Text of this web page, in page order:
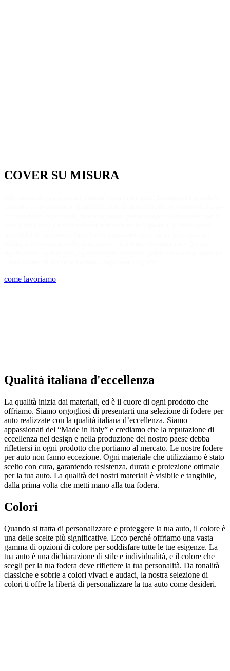
COVER SU MISURA​
come lavoriamo
Qualità italiana d'eccellenza
La qualità inizia dai materiali, ed è il cuore di ogni prodotto che
offriamo. Siamo orgogliosi di presentarti una selezione di fodere per
auto realizzate con la qualità italiana d’eccellenza. Siamo
appassionati del “Made in Italy” e crediamo che la reputazione di
eccellenza nel design e nella produzione del nostro paese debba
riflettersi in ogni prodotto che portiamo al mercato. Le nostre fodere
per auto non fanno eccezione. Ogni materiale che utilizziamo è stato
scelto con cura, garantendo resistenza, durata e protezione ottimale
per la tua auto. La qualità dei nostri materiali è visibile e tangibile,
dalla prima volta che metti mano alla tua fodera.
Colori
Quando si tratta di personalizzare e proteggere la tua auto, il colore è
una delle scelte più significative. Ecco perché offriamo una vasta
gamma di opzioni di colore per soddisfare tutte le tue esigenze. La
tua auto è una dichiarazione di stile e individualità, e il colore che
scegli per la tua fodera deve riflettere la tua personalità. Da tonalità
classiche e sobrie a colori vivaci e audaci, la nostra selezione di
colori ti offre la libertà di personalizzare la tua auto come desideri.